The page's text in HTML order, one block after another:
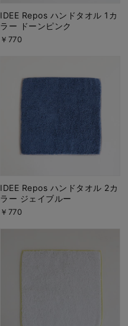
IDEE Repos ハンドタオル 1カ
ラー ドーンピンク
￥770
IDEE Repos ハンドタオル 2カ
ラー ジェイブルー
￥770